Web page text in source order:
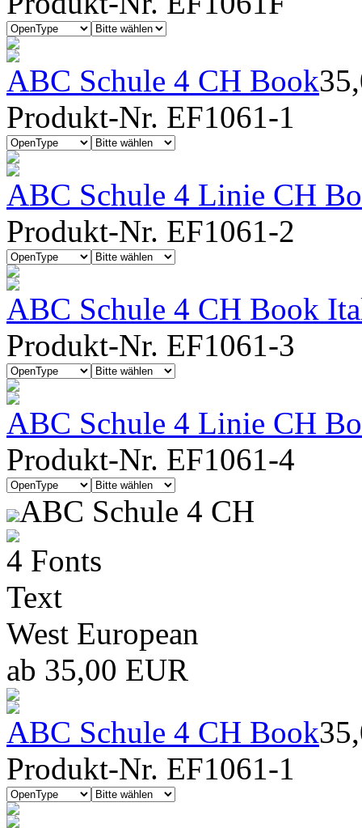
ABC Schule 4 CH Book
Produkt-Nr. EF1061-1
ABC Schule 4 Linie CH
Produkt-Nr. EF1061-2
ABC Schule 4 CH Book
Produkt-Nr. EF1061-3
ABC Schule 4 Linie CH
Produkt-Nr. EF1061-4
ABC Schule 4 CH
4 Fonts
Text
West European
ab 35,00 EUR
ABC Schule 4 CH Book
Produkt-Nr. EF1061-1